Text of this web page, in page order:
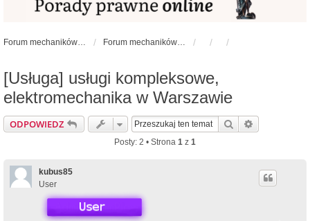
Forum mechaników samochodowych - forum-mechaniczne.pl Forum mechaników samochodowych
[Usługa] usługi kompleksowe,
elektromechanika w Warszawie
ODPOWIEDZ Szukaj
Posty: 2 • Strona 1 z 1
kubus85
User